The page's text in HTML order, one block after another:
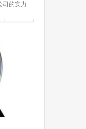
司的实力